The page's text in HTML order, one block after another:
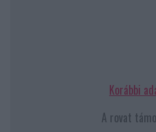
Korábbi
A rovat